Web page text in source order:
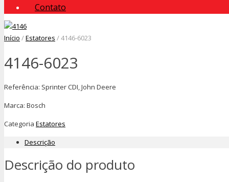
Contato
Início /Estatores / 4146-6023
4146-6023
Referência: Sprinter CDI, John Deere
Marca: Bosch
Categoria Estatores
Descrição
Descrição do produto